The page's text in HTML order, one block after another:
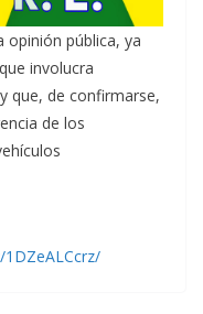
opinión pública, ya
involucra
que, de confirmarse,
de los